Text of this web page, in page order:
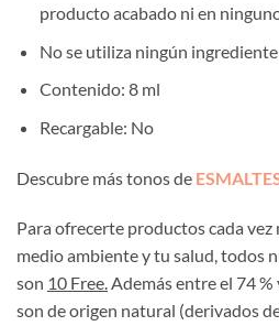
producto acabado ni en
No se utiliza ningún
Contenido: 8 ml
Recargable: No
Descubre más tonos de
Para ofrecerte productos cada vez
medio ambiente y tu salud, todos
son 10 Free.Además entre el 74
son de origen natural (derivados